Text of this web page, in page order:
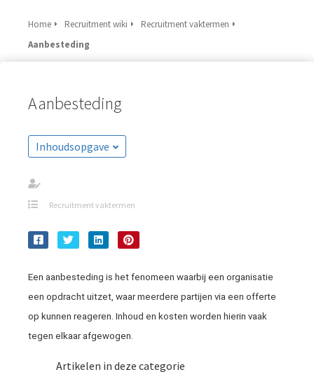
Home Recruitment wiki
Recruitment vaktermen
Aanbesteding
Aanbesteding
Inhoudsopgave
Recruitment vaktermen
Een aanbesteding is het fenomeen waarbij een organisatie
een opdracht uitzet, waar meerdere partijen via een offerte
op kunnen reageren. Inhoud en kosten worden hierin vaak
tegen elkaar afgewogen.
Artikelen in deze categorie